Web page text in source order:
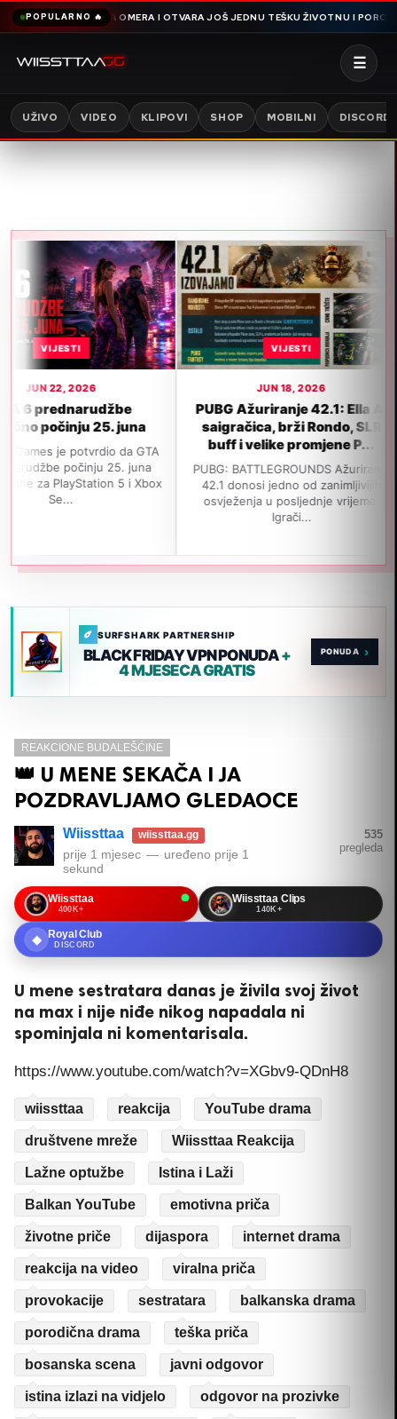
POPULARNO 🔥
SNIMA OMERA I OTVARA JOŠ JEDNU TEŠKU ŽIVOTNU I PORODIČNU
☰
UŽIVO VIDEO KLIPOVI SHOP MOBILNI DISCORD
2026
25. juna
potvrdio da GTA
25. juna
5 i Xbox
VIJESTI
JUN 18, 2026
PUBG Ažuriranje 42.1: Ella AI
saigračica, brži Rondo, SLR
buff i velike promjene P...
PUBG: BATTLEGROUNDS Ažuriranje
42.1 donosi jedno od zanimljivijih
osvježenja u posljednje vrijeme.
izađe
SURFSHARK PARTNERSHIP
BLACK FRIDAY VPN PONUDA+
4 MJESECA GRATIS
›
REAKCIONE BUDALEŠĆINE
👑 U MENE SEKAČA I JA
POZDRAVLJAMO GLEDAOCE
Wiissttaa wiissttaa.gg
prije 1 mjesec — uređeno prije 1
sekund
535
pregleda
Wiissttaa
400K+
Wiissttaa Clips
140K+
◆ Royal Club
DISCORD
U mene sestratara danas je živila svoj život
na max i nije niđe nikog napadala ni
spominjala ni komentarisala.
https://www.youtube.com/watch?v=XGbv9-QDnH8
wiissttaa reakcija YouTube drama
društvene mreže Wiissttaa Reakcija
Lažne optužbe Istina i Laži
Balkan YouTube emotivna priča
životne priče dijaspora internet drama
reakcija na video viralna priča
provokacije sestratara balkanska drama
porodična drama teška priča
bosanska scena javni odgovor
istina izlazi na vidjelo odgovor na prozivke